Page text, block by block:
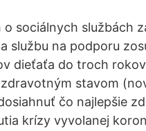
sociálnych službách
službu na podporu
dieťaťa do troch
stavom
čo najlepšie
krízy vyvolanej